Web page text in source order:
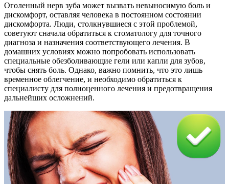
Оголенный нерв зуба может вызвать невыносимую боль и
дискомфорт, оставляя человека в постоянном состоянии
дискомфорта. Люди, столкнувшиеся с этой проблемой,
советуют сначала обратиться к стоматологу для точного
диагноза и назначения соответствующего лечения. В
домашних условиях можно попробовать использовать
специальные обезболивающие гели или капли для зубов,
чтобы снять боль. Однако, важно помнить, что это лишь
временное облегчение, и необходимо обратиться к
специалисту для полноценного лечения и предотвращения
дальнейших осложнений.